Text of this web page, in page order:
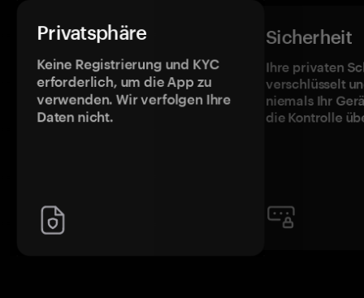
Privatsphäre
Keine Registrierung und KYC
erforderlich, um die App zu
verwenden. Wir verfolgen Ihre
Daten nicht.
Sicherheit
Ihre privaten
verschlüsselt
niemals Ihr
die Kontrolle